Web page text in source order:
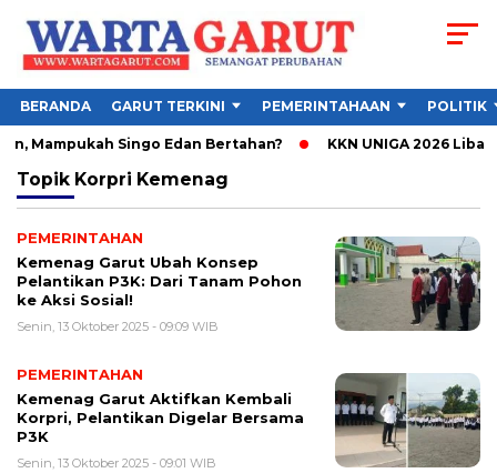
BERANDA GARUT TERKINI PEMERINTAHAAN POLITIK
Mampukah Singo Edan Bertahan? KKN UNIGA 2026
Topik Korpri Kemenag
PEMERINTAHAN
Kemenag Garut Ubah Konsep
Pelantikan P3K: Dari Tanam Pohon
ke Aksi Sosial!
Senin, 13 Oktober 2025 - 09:09 WIB
PEMERINTAHAN
Kemenag Garut Aktifkan Kembali
Korpri, Pelantikan Digelar Bersama
P3K
Senin, 13 Oktober 2025 - 09:01 WIB